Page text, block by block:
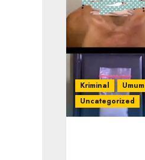
Kriminal
Umum
Uncategorized